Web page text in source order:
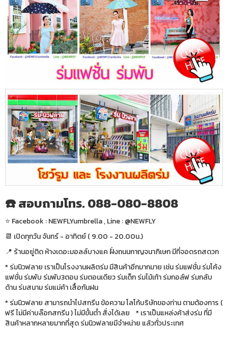
☎️ สอบถามโทร. 088-080-8808
⭐️ Facebook : NEWFLYumbrella , Line : @NEWFLY
📆 เปิดทุกวัน จันทร์ - อาทิตย์ ( 9.00 - 20.00น.)
📍 ร้านอยู่ติด ห้างเดอะมอลล์บางแค ฝั่งถนนกาญจนาภิเษก มีที่จอดรถสดวก
* ร่มนิวฟลาย เราเป็นโรงงานผลิตร่ม มีสินค้าอีกมากมาย เช่น ร่มแฟชั่น ร่มโค้ง
แฟชั่น ร่มพับ ร่มพับ3ตอน ร่มตอนเดียว ร่มเด็ก ร่มไม้เท้า ร่มกอล์ฟ ร่มกลับ
ด้าน ร่มสนาม ร่มแม่ค้า เสื้อกันฝน
* ร่มนิวฟลาย สามารถนำไปสกรีน ข้อความ โลโก้บริษัทของท่าน ตามต้องการ (
ฟรี ไม่มีค่าบล๊อกสกรีน ) ไม่มีขั้นต่ำ สั่งได้เลย * เราเป็นแหล่งค้าส่งร่ม ที่มี
สินค้าหลากหลายมากที่สุด ร่มนิวฟลายมีจำหน่าย แล้วทั่วประเทศ